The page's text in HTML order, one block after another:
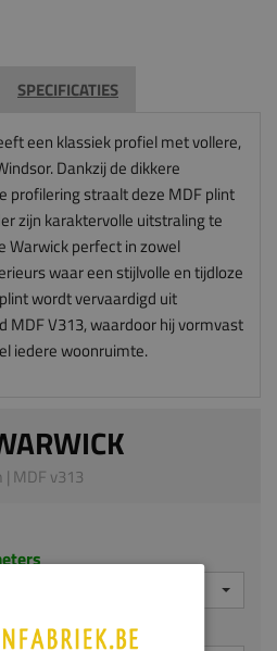
SPECIFICATIES
een klassiek profiel met vollere,
Dankzij de dikkere
profilering straalt deze MDF plint
zijn karaktervolle uitstraling te
Warwick perfect in zowel
waar een stijlvolle en tijdloze
wordt vervaardigd uit
MDF V313, waardoor hij vormvast
iedere woonruimte.
MDF v313